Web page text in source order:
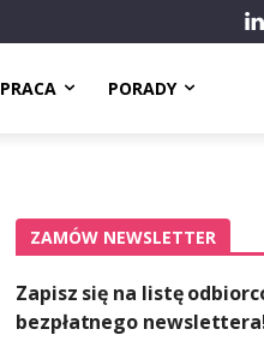
PRACA PORADY
ZAMÓW NEWSLETTER
Zapisz się na listę
bezpłatnego